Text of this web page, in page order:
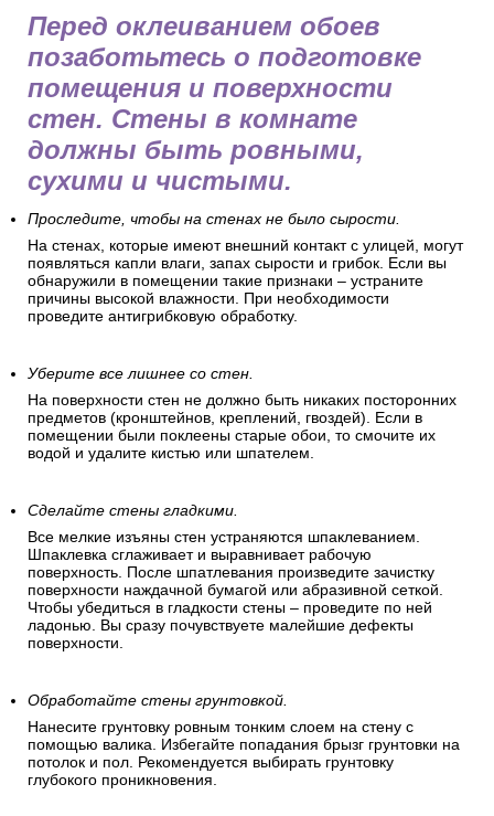
Перед оклеиванием обоев
позаботьтесь о подготовке
помещения и поверхности
стен. Стены в комнате
должны быть ровными,
сухими и чистыми.
Проследите, чтобы на стенах не было сырости.
На стенах, которые имеют внешний контакт с улицей, могут
появляться капли влаги, запах сырости и грибок. Если вы
обнаружили в помещении такие признаки – устраните
причины высокой влажности. При необходимости
проведите антигрибковую обработку.
Уберите все лишнее со стен.
На поверхности стен не должно быть никаких посторонних
предметов (кронштейнов, креплений, гвоздей). Если в
помещении были поклеены старые обои, то смочите их
водой и удалите кистью или шпателем.
Сделайте стены гладкими.
Все мелкие изъяны стен устраняются шпаклеванием.
Шпаклевка сглаживает и выравнивает рабочую
поверхность. После шпатлевания произведите зачистку
поверхности наждачной бумагой или абразивной сеткой.
Чтобы убедиться в гладкости стены – проведите по ней
ладонью. Вы сразу почувствуете малейшие дефекты
поверхности.
Обработайте стены грунтовкой.
Нанесите грунтовку ровным тонким слоем на стену с
помощью валика. Избегайте попадания брызг грунтовки на
потолок и пол. Рекомендуется выбирать грунтовку
глубокого проникновения.